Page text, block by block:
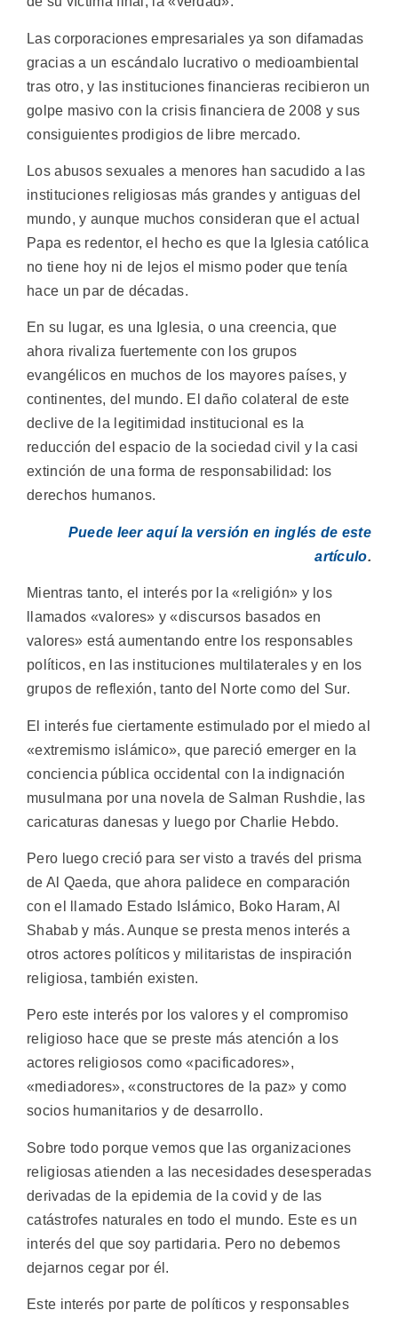
Las corporaciones empresariales ya son difamadas
gracias a un escándalo lucrativo o medioambiental
tras otro, y las instituciones financieras recibieron un
golpe masivo con la crisis financiera de 2008 y sus
consiguientes prodigios de libre mercado.
Los abusos sexuales a menores han sacudido a las
instituciones religiosas más grandes y antiguas del
mundo, y aunque muchos consideran que el actual
Papa es redentor, el hecho es que la Iglesia católica
no tiene hoy ni de lejos el mismo poder que tenía
hace un par de décadas.
En su lugar, es una Iglesia, o una creencia, que
ahora rivaliza fuertemente con los grupos
evangélicos en muchos de los mayores países, y
continentes, del mundo. El daño colateral de este
declive de la legitimidad institucional es la
reducción del espacio de la sociedad civil y la casi
extinción de una forma de responsabilidad: los
derechos humanos.
Puede leer aquí la versión en inglés de este
artículo.
Mientras tanto, el interés por la «religión» y los
llamados «valores» y «discursos basados en
valores» está aumentando entre los responsables
políticos, en las instituciones multilaterales y en los
grupos de reflexión, tanto del Norte como del Sur.
El interés fue ciertamente estimulado por el miedo al
«extremismo islámico», que pareció emerger en la
conciencia pública occidental con la indignación
musulmana por una novela de Salman Rushdie, las
caricaturas danesas y luego por Charlie Hebdo.
Pero luego creció para ser visto a través del prisma
de Al Qaeda, que ahora palidece en comparación
con el llamado Estado Islámico, Boko Haram, Al
Shabab y más. Aunque se presta menos interés a
otros actores políticos y militaristas de inspiración
religiosa, también existen.
Pero este interés por los valores y el compromiso
religioso hace que se preste más atención a los
actores religiosos como «pacificadores»,
«mediadores», «constructores de la paz» y como
socios humanitarios y de desarrollo.
Sobre todo porque vemos que las organizaciones
religiosas atienden a las necesidades desesperadas
derivadas de la epidemia de la covid y de las
catástrofes naturales en todo el mundo. Este es un
interés del que soy partidaria. Pero no debemos
dejarnos cegar por él.
Este interés por parte de políticos y responsables